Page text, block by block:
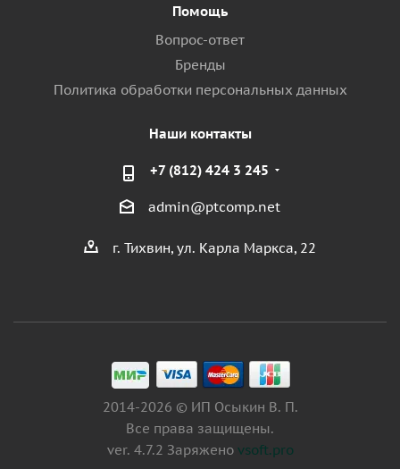
Помощь
Вопрос-ответ
Бренды
Политика обработки персональных данных
Наши контакты
+7 (812) 424 3 245
admin@ptcomp.net
г. Тихвин, ул. Карла Маркса, 22
2014-2026 © ИП Осыкин В. П.
Все права защищены.
ver. 4.7.2 Заряжено vsoft.pro